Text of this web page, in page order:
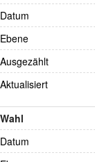
Datum
Ebene
Ausgezählt
Aktualisiert
Wahl
Datum